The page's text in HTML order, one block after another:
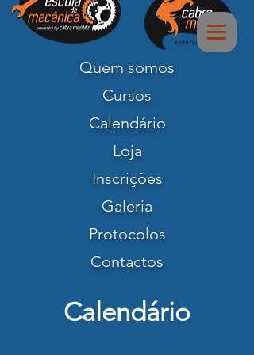
Quem somos
Cursos
Calendário
Loja
Inscrições
Galeria
Protocolos
Contactos
Calendário